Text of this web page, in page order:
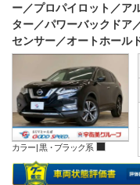
ー／プロパイロット／ア
ター／パワーバックドア
センサー／オートホール
カラー |黒・ブラック系